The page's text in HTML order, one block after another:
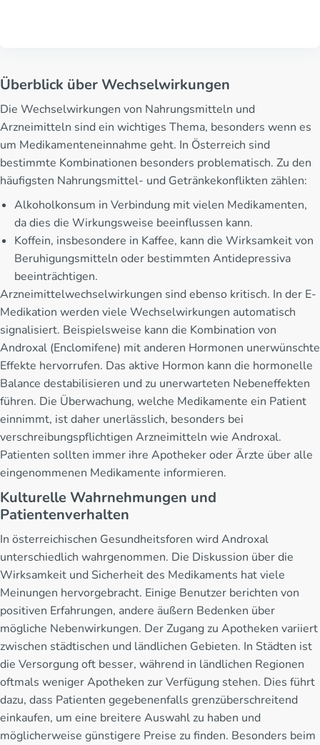
Überblick über Wechselwirkungen
Die Wechselwirkungen von Nahrungsmitteln und
Arzneimitteln sind ein wichtiges Thema, besonders wenn es
um Medikamenteneinnahme geht. In Österreich sind
bestimmte Kombinationen besonders problematisch. Zu den
häufigsten Nahrungsmittel- und Getränkekonflikten zählen:
Alkoholkonsum in Verbindung mit vielen Medikamenten,
da dies die Wirkungsweise beeinflussen kann.
Koffein, insbesondere in Kaffee, kann die Wirksamkeit von
Beruhigungsmitteln oder bestimmten Antidepressiva
beeinträchtigen.
Arzneimittelwechselwirkungen sind ebenso kritisch. In der E-
Medikation werden viele Wechselwirkungen automatisch
signalisiert. Beispielsweise kann die Kombination von
Androxal (Enclomifene) mit anderen Hormonen unerwünschte
Effekte hervorrufen. Das aktive Hormon kann die hormonelle
Balance destabilisieren und zu unerwarteten Nebeneffekten
führen. Die Überwachung, welche Medikamente ein Patient
einnimmt, ist daher unerlässlich, besonders bei
verschreibungspflichtigen Arzneimitteln wie Androxal.
Patienten sollten immer ihre Apotheker oder Ärzte über alle
eingenommenen Medikamente informieren.
Kulturelle Wahrnehmungen und
Patientenverhalten
In österreichischen Gesundheitsforen wird Androxal
unterschiedlich wahrgenommen. Die Diskussion über die
Wirksamkeit und Sicherheit des Medikaments hat viele
Meinungen hervorgebracht. Einige Benutzer berichten von
positiven Erfahrungen, andere äußern Bedenken über
mögliche Nebenwirkungen. Der Zugang zu Apotheken variiert
zwischen städtischen und ländlichen Gebieten. In Städten ist
die Versorgung oft besser, während in ländlichen Regionen
oftmals weniger Apotheken zur Verfügung stehen. Dies führt
dazu, dass Patienten gegebenenfalls grenzüberschreitend
einkaufen, um eine breitere Auswahl zu haben und
möglicherweise günstigere Preise zu finden. Besonders beim